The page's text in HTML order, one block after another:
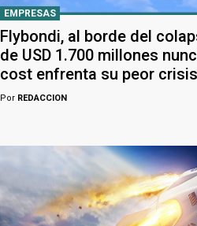
EMPRESAS
Flybondi, al borde del
de USD 1.700 millones
cost enfrenta su peor crisis
Por REDACCION